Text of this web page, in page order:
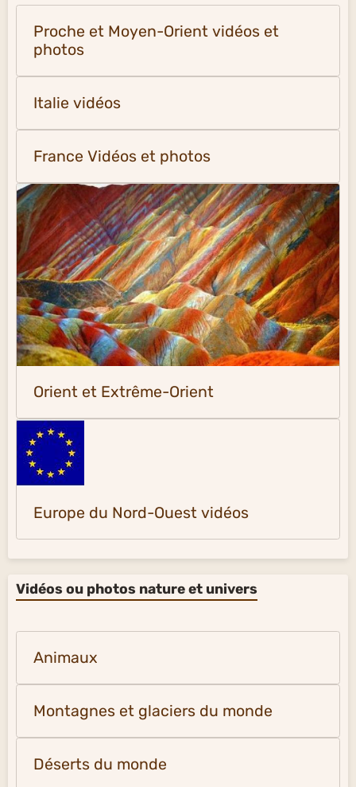
Proche et Moyen-Orient vidéos et
photos
Italie vidéos
France Vidéos et photos
Orient et Extrême-Orient
Europe du Nord-Ouest vidéos
Vidéos ou photos nature et univers
Animaux
Montagnes et glaciers du monde
Déserts du monde